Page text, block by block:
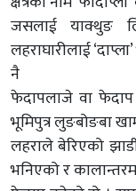
जसलाई याक्थुङ
लहराघारीलाई
नै
फेदापलाजे वा फेदाप
भूमिपुत्र लुङबोङबा
लहराले बेरिएको
भनिएको र